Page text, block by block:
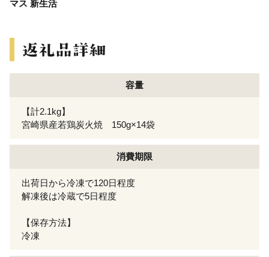
マス 新生活
容量
【計2.1kg】
宮崎県産若鶏炭火焼 150g×14袋
消費期限
出荷日から冷凍で120日程度
解凍後は冷蔵で5日程度
【保存方法】
冷凍